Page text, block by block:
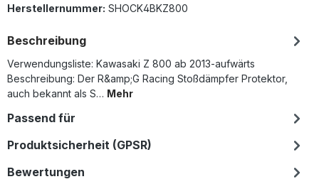
Herstellernummer: SHOCK4BKZ800
Beschreibung
Verwendungsliste: Kawasaki Z 800 ab 2013-aufwärts
Beschreibung: Der R&amp;G Racing Stoßdämpfer Protektor,
auch bekannt als S… Mehr
Passend für
Produktsicherheit (GPSR)
Bewertungen